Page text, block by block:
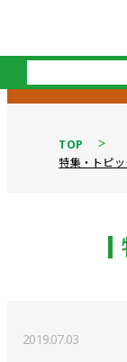
TOP
特集・トピッ
2019.07.03